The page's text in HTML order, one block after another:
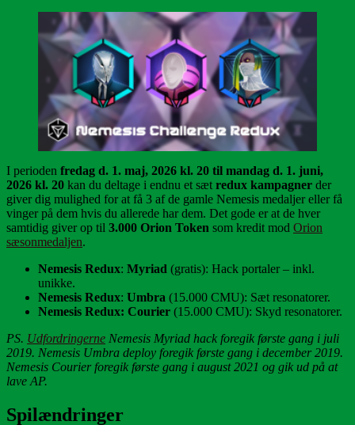
I perioden fredag d. 1. maj, 2026 kl. 20 til mandag d. 1. juni,
2026 kl. 20 kan du deltage i endnu et sæt redux kampagner der
giver dig mulighed for at få 3 af de gamle Nemesis medaljer eller få
vinger på dem hvis du allerede har dem. Det gode er at de hver
samtidig giver op til 3.000 Orion Token som kredit mod Orion
sæsonmedaljen.
Nemesis Redux: Myriad (gratis): Hack portaler – inkl.
unikke.
Nemesis Redux: Umbra (15.000 CMU): Sæt resonatorer.
Nemesis Redux: Courier (15.000 CMU): Skyd resonatorer.
PS. Udfordringerne Nemesis Myriad hack foregik første gang i juli
2019. Nemesis Umbra deploy foregik første gang i december 2019.
Nemesis Courier foregik første gang i august 2021 og gik ud på at
lave AP.
Spilændringer